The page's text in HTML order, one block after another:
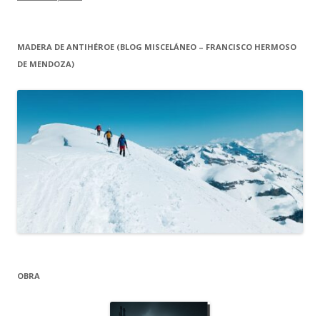
MADERA DE ANTIHÉROE (BLOG MISCELÁNEO – FRANCISCO HERMOSO
DE MENDOZA)
OBRA